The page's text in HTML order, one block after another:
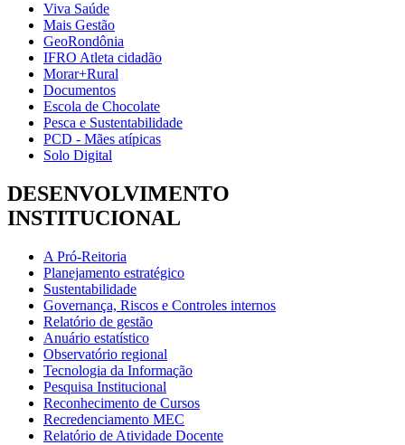
Viva Saúde
Mais Gestão
GeoRondônia
IFRO Atleta cidadão
Morar+Rural
Documentos
Escola de Chocolate
Pesca e Sustentabilidade
PCD - Mães atípicas
Solo Digital
DESENVOLVIMENTO
INSTITUCIONAL
A Pró-Reitoria
Planejamento estratégico
Sustentabilidade
Governança, Riscos e Controles internos
Relatório de gestão
Anuário estatístico
Observatório regional
Tecnologia da Informação
Pesquisa Institucional
Reconhecimento de Cursos
Recredenciamento MEC
Relatório de Atividade Docente